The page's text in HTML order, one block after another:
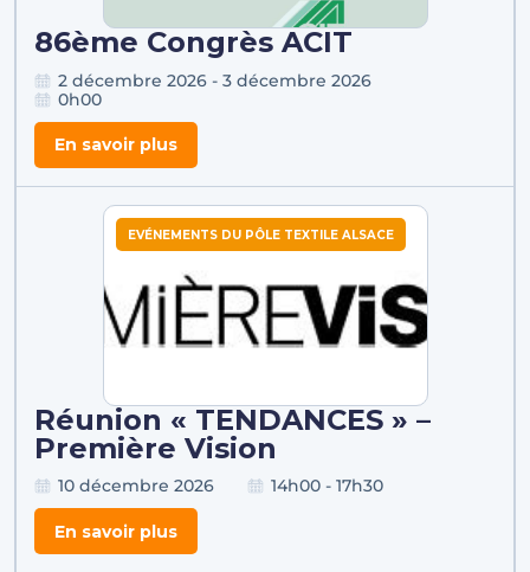
86ème Congrès ACIT
2 décembre 2026 - 3 décembre 2026
0h00
En savoir plus
EVÉNEMENTS DU PÔLE TEXTILE ALSACE
Réunion « TENDANCES » –
Première Vision
10 décembre 2026 14h00 - 17h30
En savoir plus